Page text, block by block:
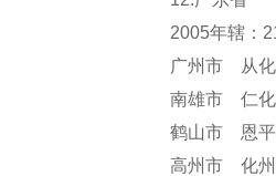
2005年辖：
广州市 从
南雄市 仁
鹤山市 恩
高州市 化